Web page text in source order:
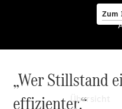
Zum
Anbieter
Übersicht
„Wer Stillstand
effizienter.“